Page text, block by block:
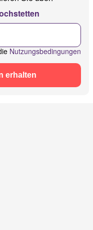
Nutzungsbedingungen
erhalten